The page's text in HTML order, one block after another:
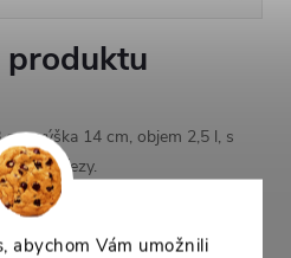
abychom Vám umožnili
výška 14 cm, objem 2,5 l, s
výřezy.